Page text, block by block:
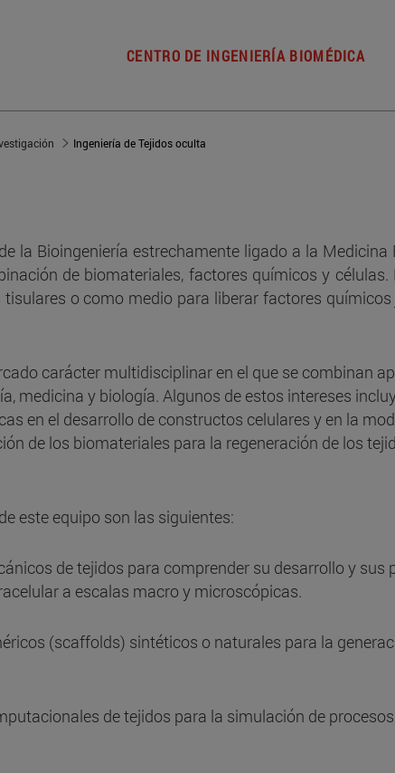
CENTRO DE INGENIERÍA BIOMÉDICA
Ingeniería de Tejidos oculta
la Bioingeniería estrechamente ligado a la
de biomateriales, factores químicos y
o como medio para liberar factores
carácter multidisciplinar en el que se combinan
medicina y biología. Algunos de estos intereses
en el desarrollo de constructos celulares y en la
de los biomateriales para la regeneración de los
este equipo son las siguientes:
de tejidos para comprender su desarrollo y sus
a escalas macro y microscópicas.
(scaffolds) sintéticos o naturales para la
de tejidos para la simulación de